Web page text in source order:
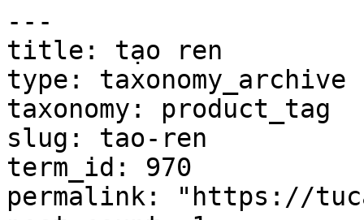
---
title: tạo ren
type: taxonomy_archive
taxonomy: product_tag
slug: tao-ren
term_id: 970
permalink: "https://